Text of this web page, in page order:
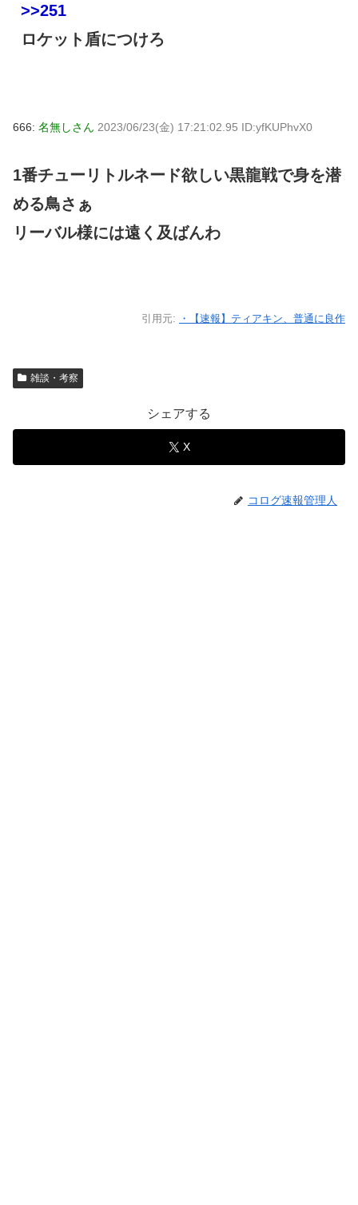
>>251
ロケット盾につけろ
666: 名無しさん 2023/06/23(金) 17:21:02.95 ID:yfKUPhvX0
1番チューリトルネード欲しい黒龍戦で身を潜
める鳥さぁ
リーバル様には遠く及ばんわ
引用元: ・【速報】ティアキン、普通に良作
雑談・考察
シェアする
X
コログ速報管理人